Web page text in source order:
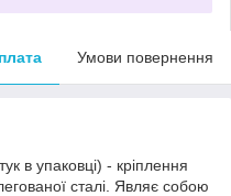
Умови повернення
в упаковці) - кріплення
сталі. Являє собою